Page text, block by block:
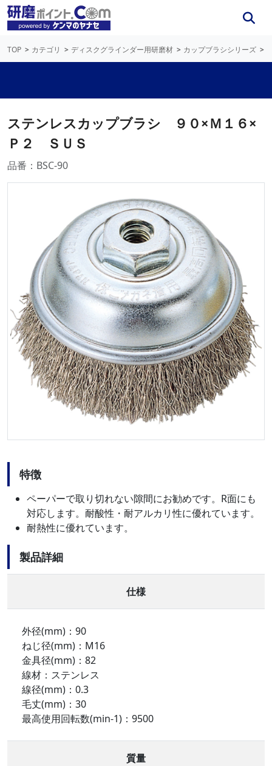
TOP カテゴリ ディスクグラインダー用研磨材 カップブラシシリーズ
ステンレスカップブラシ ９０×Ｍ１６×
Ｐ２ ＳＵＳ
品番：BSC-90
特徴
ペーパーで取り切れない隙間にお勧めです。R面にも
対応します。耐酸性・耐アルカリ性に優れています。
耐熱性に優れています。
製品詳細
仕様
外径(mm)：90
ねじ径(mm)：M16
金具径(mm)：82
線材：ステンレス
線径(mm)：0.3
毛丈(mm)：30
最高使用回転数(min-1)：9500
質量